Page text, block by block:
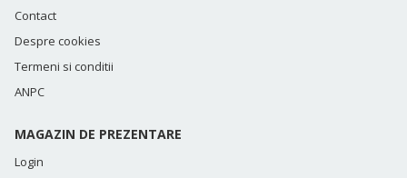
Contact
Despre cookies
Termeni si conditii
ANPC
MAGAZIN DE PREZENTARE
Login